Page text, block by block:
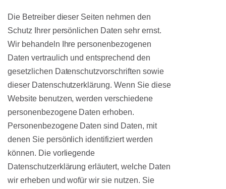
Die Betreiber dieser Seiten nehmen den
Schutz Ihrer persönlichen Daten sehr ernst.
Wir behandeln Ihre personenbezogenen
Daten vertraulich und entsprechend den
gesetzlichen Datenschutzvorschriften sowie
dieser Datenschutzerklärung. Wenn Sie diese
Website benutzen, werden verschiedene
personenbezogene Daten erhoben.
Personenbezogene Daten sind Daten, mit
denen Sie persönlich identifiziert werden
können. Die vorliegende
Datenschutzerklärung erläutert, welche Daten
wir erheben und wofür wir sie nutzen. Sie